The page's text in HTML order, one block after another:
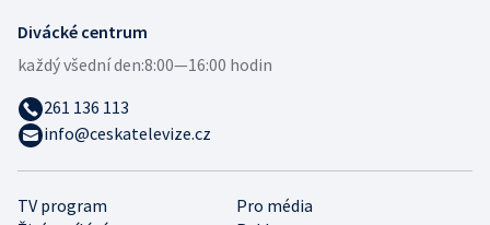
TV program
Pro média
Divácké centrum
každý všední den:8:00—16:00 hodin
261 136 113
info@ceskatelevize.cz